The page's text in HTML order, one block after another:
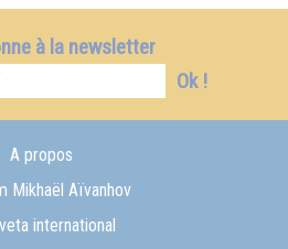
à la newsletter
Ok !
A propos
Mikhaël Aïvanhov
international